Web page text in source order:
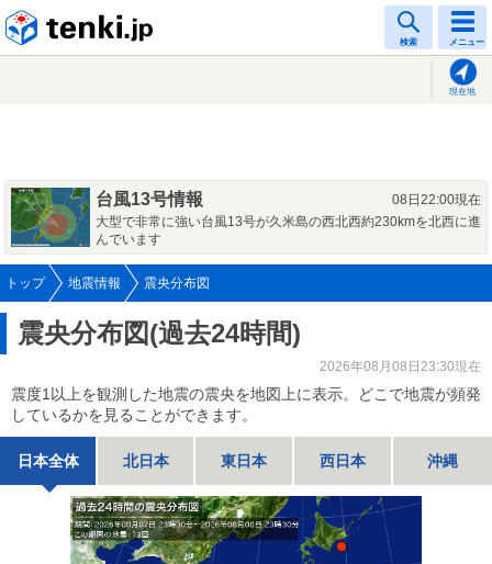
検索 メニュー
現在地
台風13号情報
08日22:00現在
大型で非常に強い台風13号が久米島の西北西約230kmを北西に進
んでいます
トップ 地震情報 震央分布図
震央分布図(過去24時間)
2026年08月08日23:30現在
震度1以上を観測した地震の震央を地図上に表示。どこで地震が頻発
しているかを見ることができます。
日本全体 北日本 東日本 西日本 沖縄